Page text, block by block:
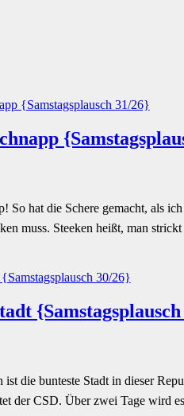
So hat die Schere gemacht, als
muss. Steeken heißt, man
die bunteste Stadt in dieser
der CSD. Über zwei Tage wird